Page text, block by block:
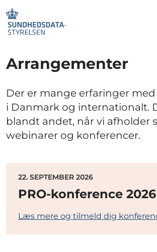
Arrangementer
Der er mange erfaringer med
i Danmark og internationalt.
blandt andet, når vi afholder
webinarer og konferencer.
22. SEPTEMBER 2026
PRO-konference 2026
Læs mere og tilmeld dig